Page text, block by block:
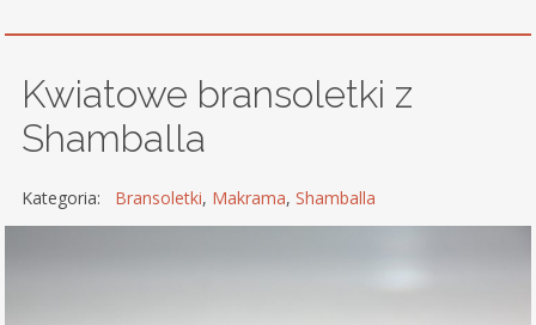
Kwiatowe bransoletki z
Shamballa
Kategoria: Bransoletki, Makrama, Shamballa